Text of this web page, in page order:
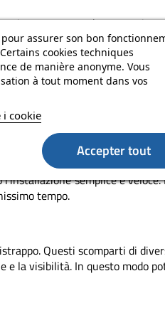
assurer son bon
cookies techniques
de manière anonyme. Vous
à tout moment dans vos
i cookie
Accepter tout
attrezzatura ben
organizzato.
materiali, cavi di
necessario cercare a lungo
semplice e
tempo.
Questi scomparti di
la visibilità. In questo modo